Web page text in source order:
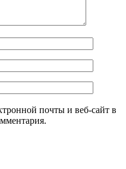
почты и веб-сайт в